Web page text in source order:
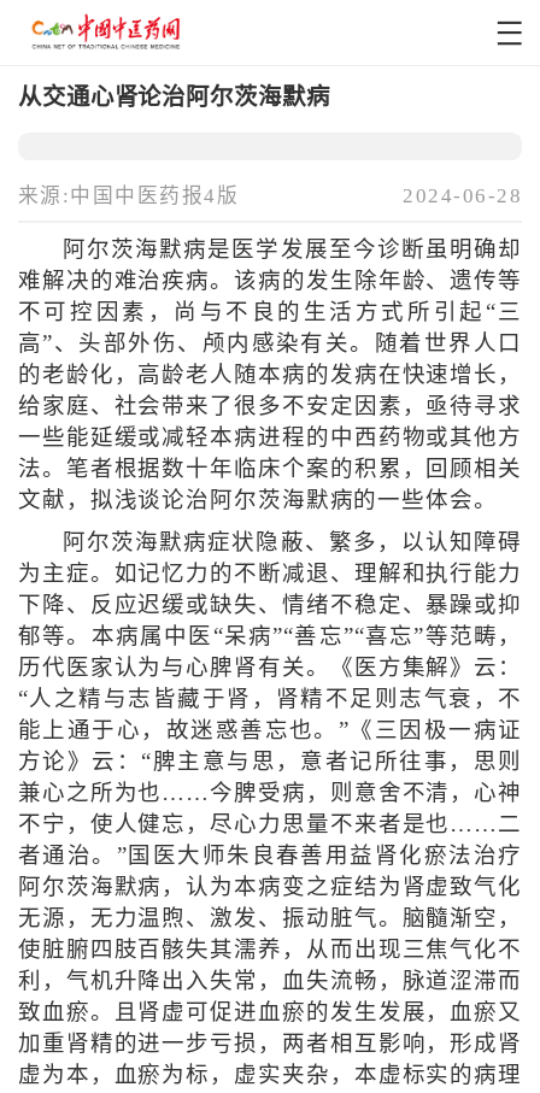
从交通心肾论治阿尔茨海默病
来源:中国中医药报4版 2024-06-28
阿尔茨海默病是医学发展至今诊断虽明确却
难解决的难治疾病。该病的发生除年龄、遗传等
不可控因素，尚与不良的生活方式所引起“三
高”、头部外伤、颅内感染有关。随着世界人口
的老龄化，高龄老人随本病的发病在快速增长，
给家庭、社会带来了很多不安定因素，亟待寻求
一些能延缓或减轻本病进程的中西药物或其他方
法。笔者根据数十年临床个案的积累，回顾相关
文献，拟浅谈论治阿尔茨海默病的一些体会。
阿尔茨海默病症状隐蔽、繁多，以认知障碍
为主症。如记忆力的不断减退、理解和执行能力
下降、反应迟缓或缺失、情绪不稳定、暴躁或抑
郁等。本病属中医“呆病”“善忘”“喜忘”等范畴，
历代医家认为与心脾肾有关。《医方集解》云：
“人之精与志皆藏于肾，肾精不足则志气衰，不
能上通于心，故迷惑善忘也。”《三因极一病证
方论》云：“脾主意与思，意者记所往事，思则
兼心之所为也……今脾受病，则意舍不清，心神
不宁，使人健忘，尽心力思量不来者是也……二
者通治。”国医大师朱良春善用益肾化瘀法治疗
阿尔茨海默病，认为本病变之症结为肾虚致气化
无源，无力温煦、激发、振动脏气。脑髓渐空，
使脏腑四肢百骸失其濡养，从而出现三焦气化不
利，气机升降出入失常，血失流畅，脉道涩滞而
致血瘀。且肾虚可促进血瘀的发生发展，血瘀又
加重肾精的进一步亏损，两者相互影响，形成肾
虚为本，血瘀为标，虚实夹杂，本虚标实的病理